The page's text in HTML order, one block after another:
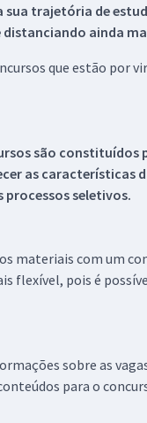
sua trajetória de
distanciando ainda
que estão por
são
as características
seletivos.
materiais com um
flexível, pois é
sobre as
para o